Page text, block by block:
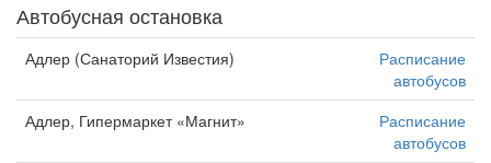
Автобусная остановка
Адлер (Санаторий Известия)
Расписание
автобусов
Адлер, Гипермаркет «Магнит»
Расписание
автобусов